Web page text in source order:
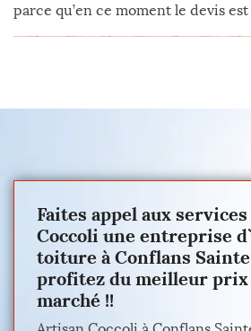
parce qu’en ce moment le devis
Faites appel aux
Coccoli une entreprise
toiture à Conflans
profitez du meilleur prix
marché !!